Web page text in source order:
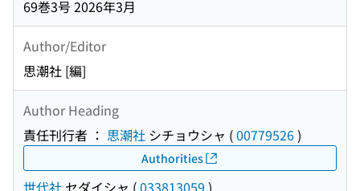
69巻3号 2026年3月
Author/Editor
思潮社 [編]
Author Heading
責任刊行者 ： 思潮社 シチョウシャ (00779526)
Authorities
世代社 セダイシャ (033813059 )